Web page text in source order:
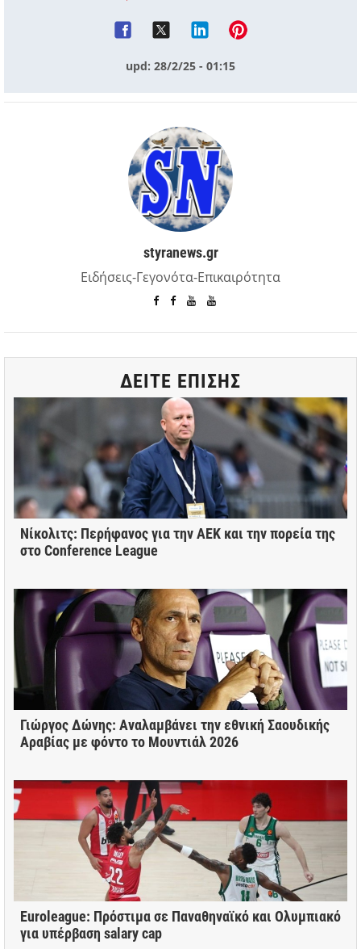
upd: 28/2/25 - 01:15
styranews.gr
Ειδήσεις-Γεγονότα-Επικαιρότητα
ΔΕΙΤΕ ΕΠΙΣΗΣ
Νίκολιτς: Περήφανος για την ΑΕΚ και την πορεία της
στο Conference League
Γιώργος Δώνης: Αναλαμβάνει την εθνική Σαουδικής
Αραβίας με φόντο το Μουντιάλ 2026
Euroleague: Πρόστιμα σε Παναθηναϊκό και Ολυμπιακό
για υπέρβαση salary cap